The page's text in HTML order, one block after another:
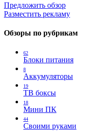
Предложить обзор
Разместить рекламу
Обзоры по рубрикам
62
Блоки питания
8
Аккумуляторы
19
ТВ боксы
18
Мини ПК
44
Своими руками